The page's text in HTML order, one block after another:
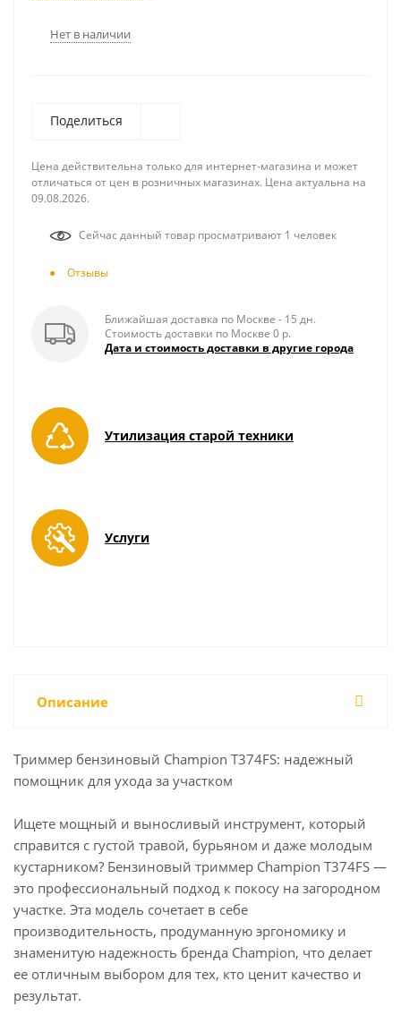
Нет в наличии
Поделиться
Цена действительна только для интернет-магазина и может
отличаться от цен в розничных магазинах. Цена актуальна на
09.08.2026.
Сейчас данный товар просматривают 1 человек
Отзывы
Ближайшая доставка по Москве - 15 дн.
Стоимость доставки по Москве 0 р.
Дата и стоимость доставки в другие города
Утилизация старой техники
Услуги
Описание
Триммер бензиновый Champion Т374FS: надежный
помощник для ухода за участком
Ищете мощный и выносливый инструмент, который
справится с густой травой, бурьяном и даже молодым
кустарником? Бензиновый триммер Champion Т374FS —
это профессиональный подход к покосу на загородном
участке. Эта модель сочетает в себе
производительность, продуманную эргономику и
знаменитую надежность бренда Champion, что делает
ее отличным выбором для тех, кто ценит качество и
результат.